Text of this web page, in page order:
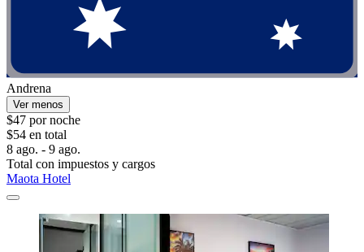
Andrena
Ver menos
$47 por noche
$54 en total
8 ago. - 9 ago.
Total con impuestos y cargos
Maota Hotel